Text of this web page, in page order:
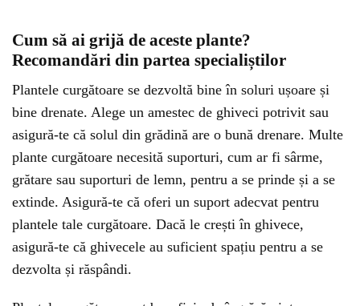
Cum să ai grijă de aceste plante?
Recomandări din partea specialiștilor
Plantele curgătoare se dezvoltă bine în soluri ușoare și
bine drenate. Alege un amestec de ghiveci potrivit sau
asigură-te că solul din grădină are o bună drenare. Multe
plante curgătoare necesită suporturi, cum ar fi sârme,
grătare sau suporturi de lemn, pentru a se prinde și a se
extinde. Asigură-te că oferi un suport adecvat pentru
plantele tale curgătoare. Dacă le crești în ghivece,
asigură-te că ghivecele au suficient spațiu pentru a se
dezvolta și răspândi.